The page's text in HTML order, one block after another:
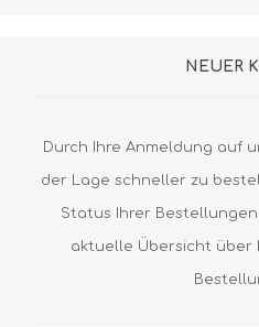
NEUER
Durch Ihre Anmeldung auf
der Lage schneller zu
Status Ihrer
aktuelle Übersicht über